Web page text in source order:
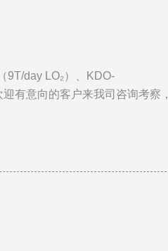
（9T/day LO₂）、
KDO-
有意向的客户来我司咨询考察，